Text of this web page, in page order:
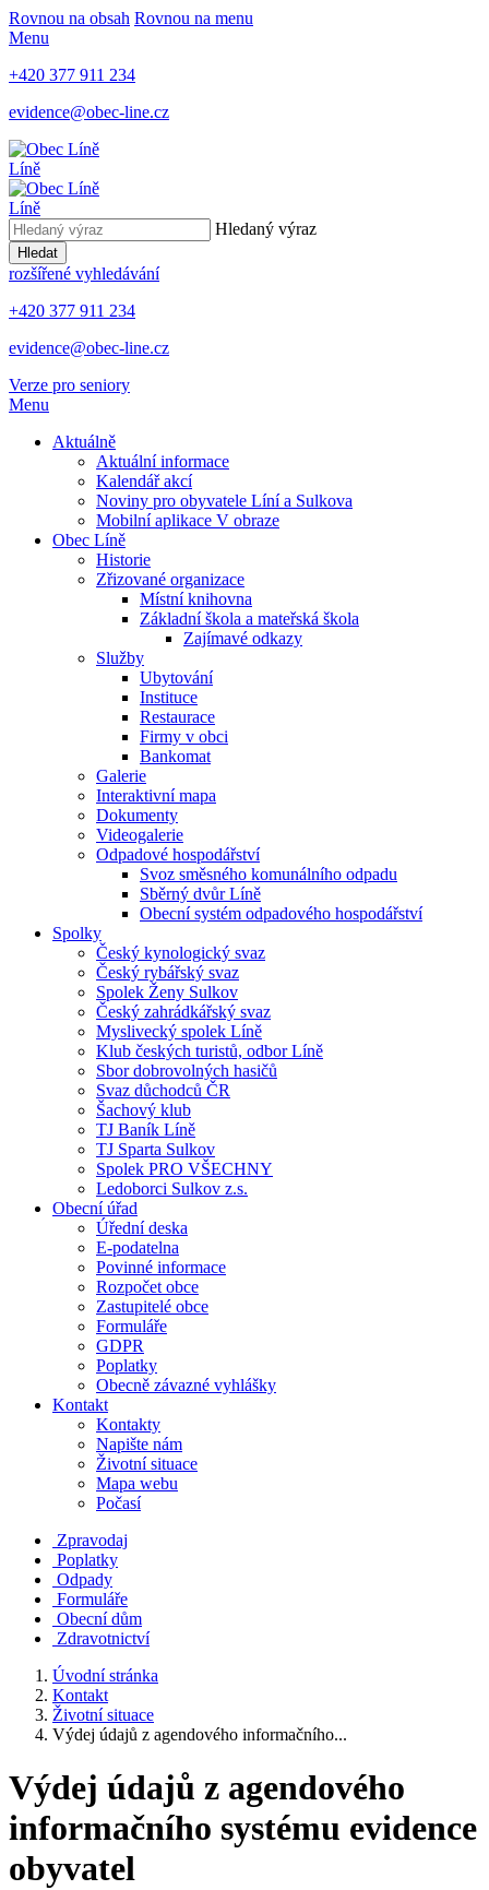
Rovnou na obsah Rovnou na menu
Menu
+420 377 911 234
evidence@obec-line.cz
Líně
Líně
Hledaný výraz
Hledat
rozšířené vyhledávání
+420 377 911 234
evidence@obec-line.cz
Verze pro seniory
Menu
Aktuálně
Aktuální informace
Kalendář akcí
Noviny pro obyvatele Líní a Sulkova
Mobilní aplikace V obraze
Obec Líně
Historie
Zřizované organizace
Místní knihovna
Základní škola a mateřská škola
Zajímavé odkazy
Služby
Ubytování
Instituce
Restaurace
Firmy v obci
Bankomat
Galerie
Interaktivní mapa
Dokumenty
Videogalerie
Odpadové hospodářství
Svoz směsného komunálního odpadu
Sběrný dvůr Líně
Obecní systém odpadového hospodářství
Spolky
Český kynologický svaz
Český rybářský svaz
Spolek Ženy Sulkov
Český zahrádkářský svaz
Myslivecký spolek Líně
Klub českých turistů, odbor Líně
Sbor dobrovolných hasičů
Svaz důchodců ČR
Šachový klub
TJ Baník Líně
TJ Sparta Sulkov
Spolek PRO VŠECHNY
Ledoborci Sulkov z.s.
Obecní úřad
Úřední deska
E-podatelna
Povinné informace
Rozpočet obce
Zastupitelé obce
Formuláře
GDPR
Poplatky
Obecně závazné vyhlášky
Kontakt
Kontakty
Napište nám
Životní situace
Mapa webu
Počasí
Zpravodaj
Poplatky
Odpady
Formuláře
Obecní dům
Zdravotnictví
Úvodní stránka
Kontakt
Životní situace
Výdej údajů z agendového informačního...
Výdej údajů z agendového
informačního systému evidence
obyvatel